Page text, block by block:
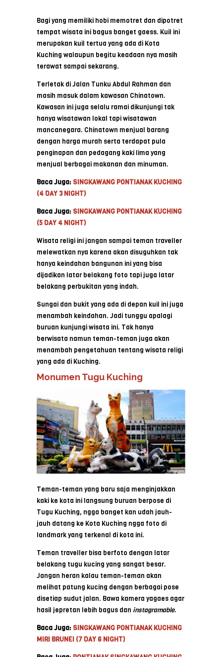
Bagi yang memiliki hobi memotret dan dipotret
tempat wisata ini bagus banget gaess. Kuil ini
merupakan kuil tertua yang ada di Kota
Kuching walaupun begitu keadaan nya masih
terawat sampai sekarang.
Terletak di Jalan Tunku Abdul Rahman dan
masih masuk dalam kawasan Chinatown.
Kawasan ini juga selalu ramai dikunjungi tak
hanya wisatawan lokal tapi wisatawan
mancanegara. Chinatown menjual barang
dengan harga murah serta terdapat pula
penginapan dan pedagang kaki lima yang
menjual berbagai makanan dan minuman.
Baca Juga: SINGKAWANG PONTIANAK KUCHING
(4 DAY 3 NIGHT)
Baca Juga: SINGKAWANG PONTIANAK KUCHING
(5 DAY 4 NIGHT)
Wisata religi ini jangan sampai teman traveller
melewatkan nya karena akan disuguhkan tak
hanya keindahan bangunan ini yang bisa
dijadikan latar belakang foto tapi juga latar
belakang perbukitan yang indah.
Sungai dan bukit yang ada di depan kuil ini juga
menambah keindahan. Jadi tunggu apalagi
buruan kunjungi wisata ini. Tak hanya
berwisata namun teman-teman juga akan
menambah pengetahuan tentang wisata religi
yang ada di Kuching.
Monumen Tugu Kuching
Teman-teman yang baru saja menginjakkan
kaki ke kota ini langsung buruan berpose di
Tugu Kuching, ngga banget kan udah jauh-
jauh datang ke Kota Kuching ngga foto di
landmark yang terkenal di kota ini.
Teman traveller bisa berfoto dengan latar
belakang tugu kucing yang sangat besar.
Jangan heran kalau teman-teman akan
melihat patung kucing dengan berbagai pose
disetiap sudut jalan. Bawa kamera yagaes agar
hasil jepretan lebih bagus dan instagramable.
Baca Juga: SINGKAWANG PONTIANAK KUCHING
MIRI BRUNEI (7 DAY 6 NIGHT)